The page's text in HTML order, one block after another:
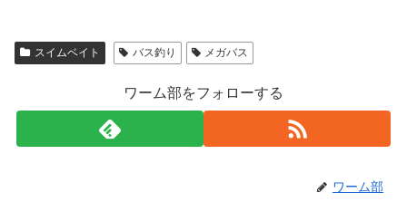
スイムベイト バス釣り メガバス
ワーム部をフォローする
ワーム部